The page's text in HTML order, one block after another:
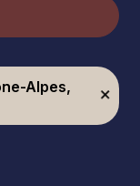
Alpes,